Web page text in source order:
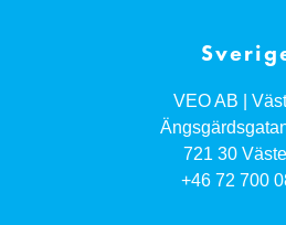
VEO AB |
721 30
+46 72 700